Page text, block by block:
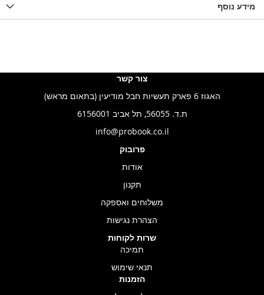
מידע נוסף
צור קשר
האגוז 6 פארק תעשיות חבל מודיעין (בתאום מראש)
ת.ד. 56055, תל אביב 6156001
info@probook.co.il
פרובוק
אודות
תקנון
משלוחים ואספקה
הצהרת נגישות
שרות לקוחות
תמיכה
תנאי שימוש
הזמנות